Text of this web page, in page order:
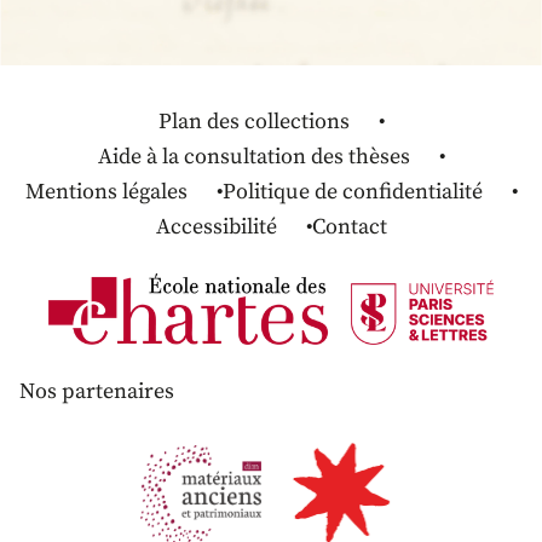
Plan des collections
Aide à la consultation des thèses
Mentions légales
Politique de confidentialité
Accessibilité
Contact
Nos partenaires